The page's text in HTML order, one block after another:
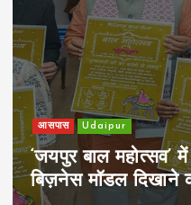
आसपास Udaipur
‘जयपुर बाल महोत्सव’
बिज़नेस मॉडल दिखाने